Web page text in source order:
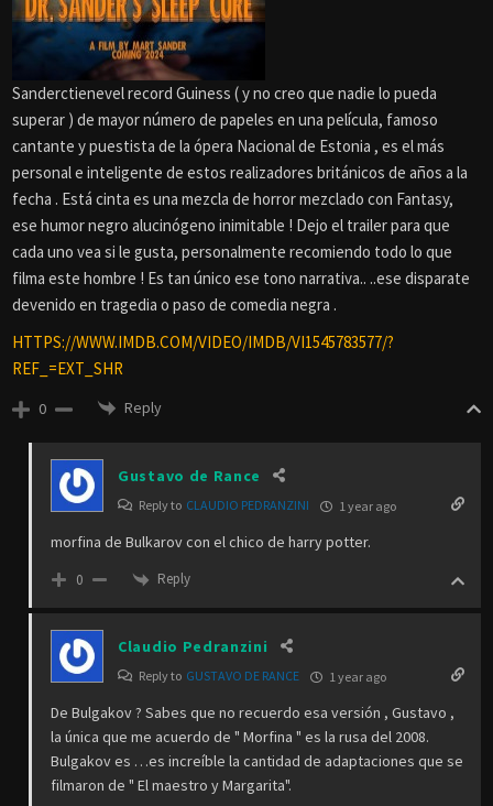
Sanderctienevel record Guiness ( y no creo que nadie lo pueda
superar ) de mayor número de papeles en una película, famoso
cantante y puestista de la ópera Nacional de Estonia , es el más
personal e inteligente de estos realizadores británicos de años a la
fecha . Está cinta es una mezcla de horror mezclado con Fantasy,
ese humor negro alucinógeno inimitable ! Dejo el trailer para que
cada uno vea si le gusta, personalmente recomiendo todo lo que
filma este hombre ! Es tan único ese tono narrativa.. ..ese disparate
devenido en tragedia o paso de comedia negra .
HTTPS://WWW.IMDB.COM/VIDEO/IMDB/VI1545783577/?
REF_=EXT_SHR
0 Reply
Gustavo de Rance
Reply to CLAUDIO PEDRANZINI 1 year ago
morfina de Bulkarov con el chico de harry potter.
0 Reply
Claudio Pedranzini
Reply to GUSTAVO DE RANCE 1 year ago
De Bulgakov ? Sabes que no recuerdo esa versión , Gustavo ,
la única que me acuerdo de " Morfina " es la rusa del 2008.
Bulgakov es …es increíble la cantidad de adaptaciones que se
filmaron de " El maestro y Margarita".